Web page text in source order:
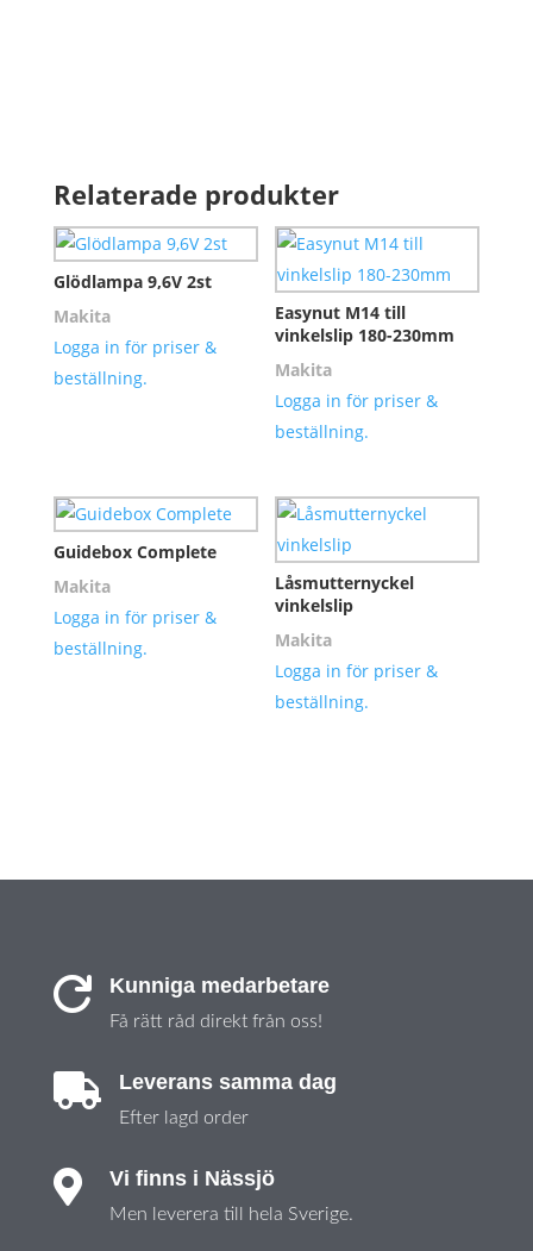
Relaterade produkter
Glödlampa 9,6V 2st
Makita
Logga in för priser &
beställning.
Easynut M14 till
vinkelslip 180-230mm
Makita
Logga in för priser &
beställning.
Guidebox Complete
Makita
Logga in för priser &
beställning.
Låsmutternyckel
vinkelslip
Makita
Logga in för priser &
beställning.
 Kunniga medarbetare
Få rätt råd direkt från oss!
 Leverans samma dag
Efter lagd order
 Vi finns i Nässjö
Men leverera till hela Sverige.